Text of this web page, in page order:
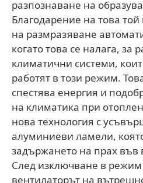
разпознаване на
Благодарение на това
на размразяване
когато това се налага, за
климатични системи,
работят в този режим.
спестява енергия и
на климатика при
нова технология с
алуминиеви ламели,
задържането на прах във
След изключване в
вентилаторът на